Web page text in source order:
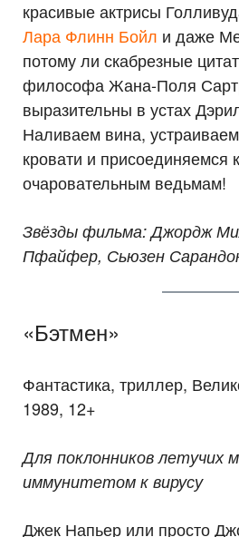
красивые актрисы
Лара Флинн Бойл и даже
потому ли скабрезные
философа Жана-Поля
выразительны в устах
Наливаем вина,
кровати и присоединяемся
очаровательным ведьмам!
Звёзды фильма: Джордж
Пфайфер, Сьюзен
«Бэтмен»
Фантастика, триллер,
1989, 12+
Для поклонников летучих
иммунитетом к вирусу
Джек Напьер или просто